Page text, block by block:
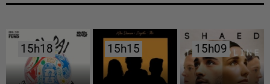
15h18
15h18 15h15
15h15 15h09
15h09